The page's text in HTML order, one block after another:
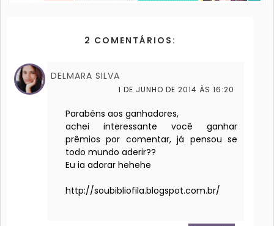
2 COMENTÁRIOS:
DELMARA SILVA
1 DE JUNHO DE 2014 ÀS 16:20
Parabéns aos ganhadores,
achei interessante você ganhar
prêmios por comentar, já pensou se
todo mundo aderir??
Eu ia adorar hehehe
http://soubibliofila.blogspot.com.br/